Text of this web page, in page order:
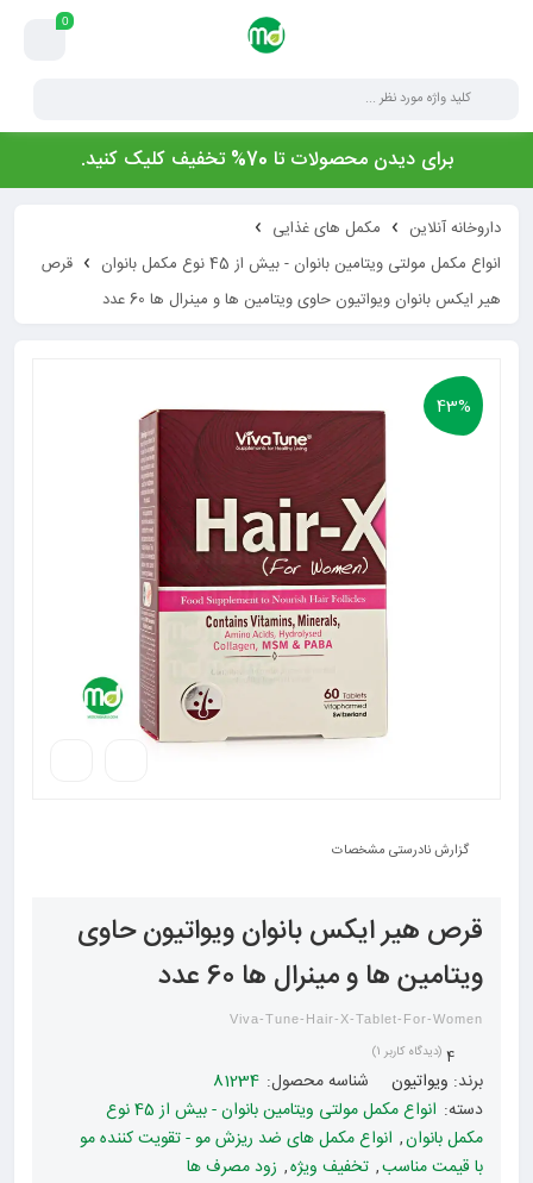
0
برای دیدن محصولات تا 70% تخفیف کلیک کنید.
داروخانه آنلاین
مکمل های غذایی
انواع مکمل مولتی ویتامین بانوان - بیش از 45 نوع مکمل بانوان
قرص
هیر ایکس بانوان ویواتیون حاوی ویتامین ها و مینرال ها 60 عدد
43%
گزارش نادرستی مشخصات
قرص هیر ایکس بانوان ویواتیون حاوی
ویتامین ها و مینرال ها 60 عدد
Viva-Tune-Hair-X-Tablet-For-Women
4 (دیدگاه کاربر 1
)
برند: ویواتیون شناسه محصول: 81234
دسته:
انواع مکمل مولتی ویتامین بانوان - بیش از 45 نوع
مکمل بانوان, انواع مکمل های ضد ریزش مو - تقویت کننده مو
با قیمت مناسب, تخفیف ویژه, زود مصرف ها